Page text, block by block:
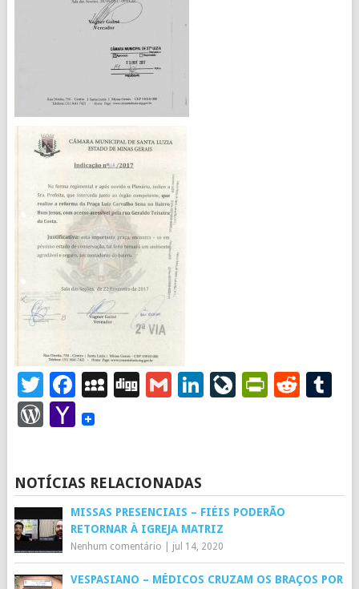
Twitter
Facebook
MySpace
DiggGmailLinkedIn
WordPress
Yahoo
NOTÍCIAS RELACIONADAS
MISSAS PRESENCIAIS – FIÉIS PODERÃO
RETORNAR À IGREJA MATRIZ
Nenhum comentário jul 14, 2020
VESPASIANO – MÉDICOS CRUZAM OS BRAÇOS POR